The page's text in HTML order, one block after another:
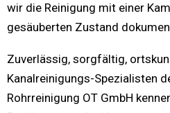
wir die Reinigung mit einer
gesäuberten Zustand
Zuverlässig, sorgfältig,
Kanalreinigungs-Spezialisten
Rohrreinigung OT GmbH